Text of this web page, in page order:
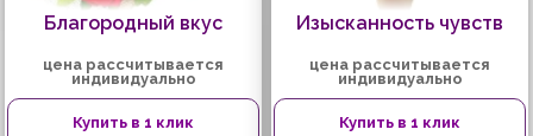
Благородный вкус
цена рассчитывается
индивидуально
Купить в 1 клик
Изысканность чувств
цена рассчитывается
индивидуально
Купить в 1 клик